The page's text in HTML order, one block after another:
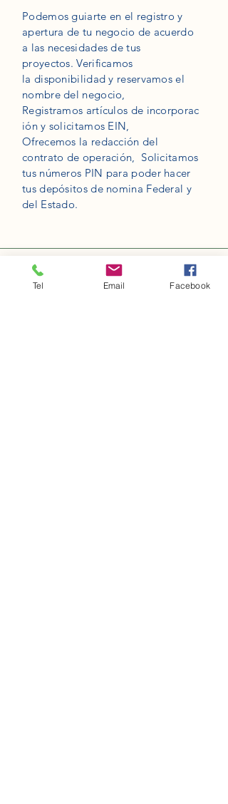
Podemos guiarte en el registro y
apertura de tu negocio de acuerdo
a las necesidades de tus
proyectos.Verificamos
la disponibilidad y reservamos el
nombre del negocio,
Registramos artículos de incorporac
ióny solicitamos EIN,
Ofrecemos la redacción del
contrato de operación , Solicitamos
tus números PIN para poder hacer
tusdepósitosde nomina Federal y
del Estado.
Tramite de Solicitud y
Tel Email Facebook